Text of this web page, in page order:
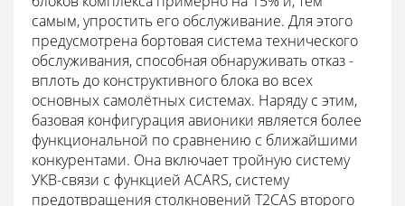
самым, упростить его обслуживание. Для этого
предусмотрена бортовая система технического
обслуживания, способная обнаруживать отказ -
вплоть до конструктивного блока во всех
основных самолётных системах. Наряду с этим,
базовая конфигурация авионики является более
функциональной по сравнению с ближайшими
конкурентами. Она включает тройную систему
УКВ-связи с функцией ACARS, систему
предотвращения столкновений T2CAS второго